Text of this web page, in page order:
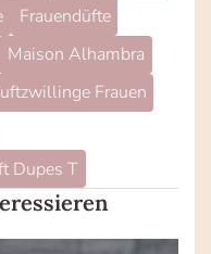
Frauendüfte
Maison Alhambra
Frauen
Dupes T